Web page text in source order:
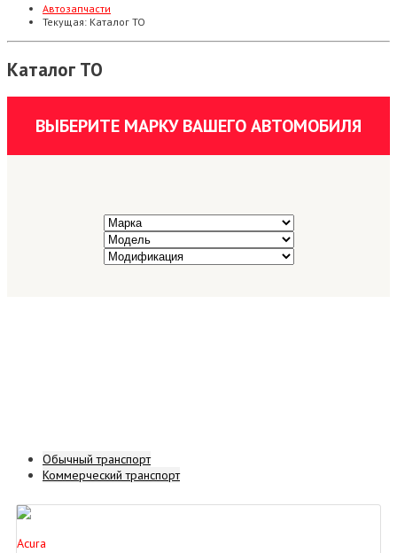
Автозапчасти
Текущая: Каталог ТО
Каталог ТО
ВЫБЕРИТЕ МАРКУ ВАШЕГО АВТОМОБИЛЯ
Обычный транспорт
Коммерческий транспорт
Acura